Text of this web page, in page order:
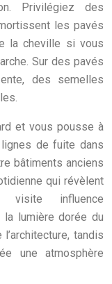
Privilégiez des
les pavés
la cheville si vous
Sur des pavés
des semelles
et vous pousse à
de fuite dans
bâtiments anciens
qui révèlent
visite influence
lumière dorée du
tandis
une atmosphère